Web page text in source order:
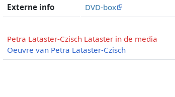
Externe info DVD-box
Petra Lataster-Czisch Lataster in de media
Oeuvre van Petra Lataster-Czisch